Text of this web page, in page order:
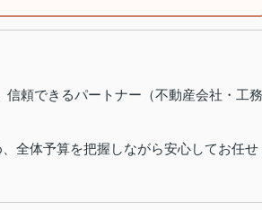
頼できるパートナー（不動産会社・工務
全体予算を把握しながら安心してお任せ